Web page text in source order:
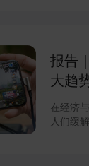
报告
大趋
在经济
人们缓